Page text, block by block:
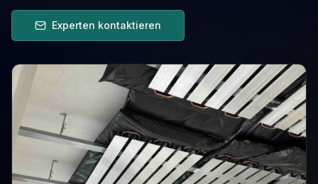
Experten kontaktieren